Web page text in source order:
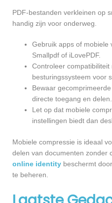
PDF-bestanden verkleinen op
handig zijn voor onderweg.
Gebruik apps of mobiele
Smallpdf of iLovePDF.
Controleer
besturingssysteem voor
Bewaar
directe toegang en delen.
Let op dat mobiele
instellingen biedt dan
Mobiele compressie is ideaal
delen van documenten zonder
online identity beschermt
te beheren.